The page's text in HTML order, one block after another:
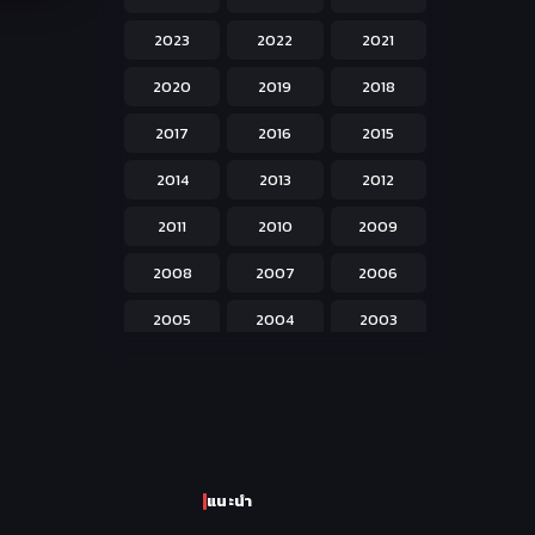
Hentai ลามก 42
Historical ประวัติศาสตร์
Horror หลอน
Isekai ต่างโลก 208
Josei สำหรับผู้หญิง
Kids สำหรับเด็ก 227
Magic เวทย์มนต์ 108
Martial Arts ศิลปะการต่อสู้ 38
Mystery ลึกลับ
2023 2022 2021
2020 2019 2018
2017 2016 2015
2014 2013 2012
2011 2010 2009
2008 2007 2006
2005 2004 2003
แนะนำ